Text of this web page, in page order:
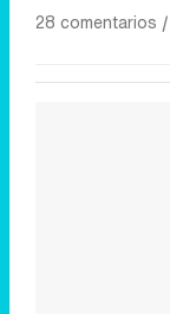
28 comentarios |